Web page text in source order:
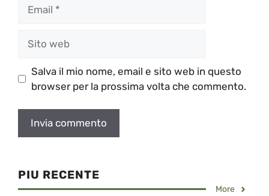
web
Salva il mio nome, email e sito web in questo
browser per la prossima volta che commento.
PIU RECENTE
More